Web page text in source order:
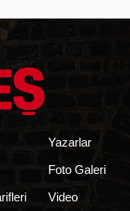
Yazarlar
Foto Galeri
Video